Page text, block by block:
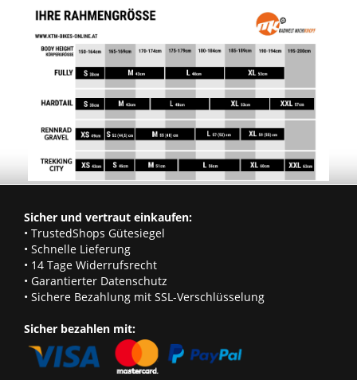
Sicher und vertraut einkaufen:
• TrustedShops Gütesiegel
• Schnelle Lieferung
• 14 Tage Widerrufsrecht
• Garantierter Datenschutz
• Sichere Bezahlung mit SSL-Verschlüsselung
Sicher bezahlen mit: